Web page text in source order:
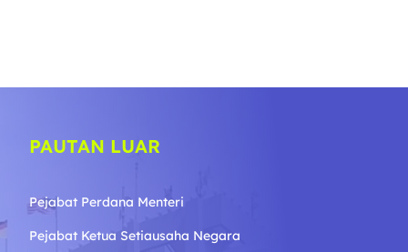
PAUTAN LUAR
Pejabat Perdana Menteri
Pejabat Ketua Setiausaha Negara